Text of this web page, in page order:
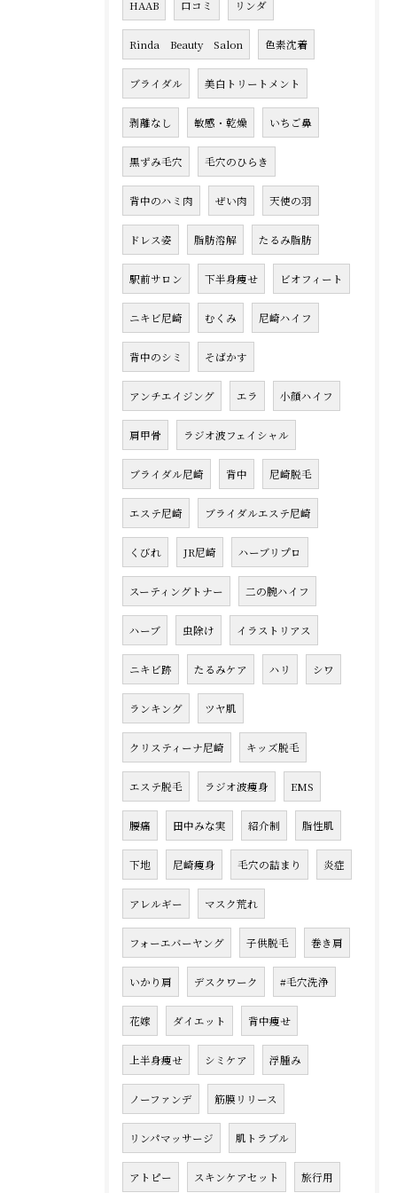
HAAB 口コミ リンダ
Rinda Beauty Salon 色素沈着
ブライダル 美白トリートメント
剥離なし 敏感・乾燥 いちご鼻
黒ずみ毛穴 毛穴のひらき
背中のハミ肉 ぜい肉 天使の羽
ドレス姿 脂肪溶解 たるみ脂肪
駅前サロン 下半身痩せ ビオフィート
ニキビ尼崎 むくみ 尼崎ハイフ
背中のシミ そばかす
アンチエイジング エラ 小顔ハイフ
肩甲骨 ラジオ波フェイシャル
ブライダル尼崎 背中 尼崎脱毛
エステ尼崎 ブライダルエステ尼崎
くびれ JR尼崎 ハーブリプロ
スーティングトナー 二の腕ハイフ
ハーブ 虫除け イラストリアス
ニキビ跡 たるみケア ハリ シワ
ランキング ツヤ肌
クリスティーナ尼崎 キッズ脱毛
エステ脱毛 ラジオ波痩身 EMS
腰痛 田中みな実 紹介制 脂性肌
下地 尼崎痩身 毛穴の詰まり 炎症
アレルギー マスク荒れ
フォーエバーヤング 子供脱毛 巻き肩
いかり肩 デスクワーク #毛穴洗浄
花嫁 ダイエット 背中痩せ
上半身痩せ シミケア 浮腫み
ノーファンデ 筋膜リリース
リンパマッサージ 肌トラブル
アトピー スキンケアセット 旅行用